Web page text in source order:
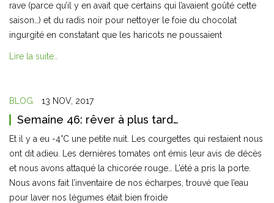
rave (parce qu’il y en avait que certains qui l’avaient goûté cette
saison…) et du radis noir pour nettoyer le foie du chocolat
ingurgité en constatant que les haricots ne poussaient
Lire la suite…
BLOG 13 NOV, 2017
Semaine 46: rêver à plus tard…
Et il y a eu -4°C une petite nuit. Les courgettes qui restaient nous
ont dit adieu. Les dernières tomates ont émis leur avis de décès
et nous avons attaqué la chicorée rouge… L’été a pris la porte.
Nous avons fait l’inventaire de nos écharpes, trouvé que l’eau
pour laver nos légumes était bien froide